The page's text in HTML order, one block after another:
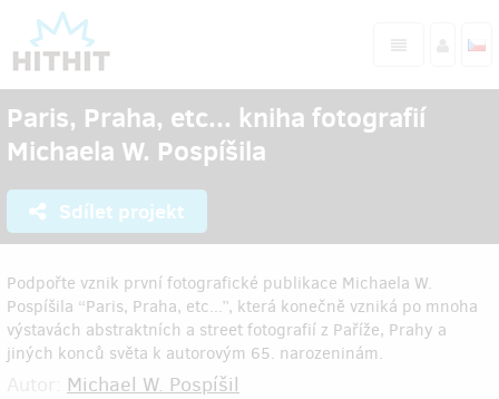
Paris, Praha, etc... kniha fotografií
Michaela W. Pospíšila
Sdílet projekt
Podpořte vznik první fotografické publikace Michaela W.
Pospíšila “Paris, Praha, etc...”, která konečně vzniká po mnoha
výstavách abstraktních a street fotografií z Paříže, Prahy a
jiných konců světa k autorovým 65. narozeninám.
Michael W. Pospíšil